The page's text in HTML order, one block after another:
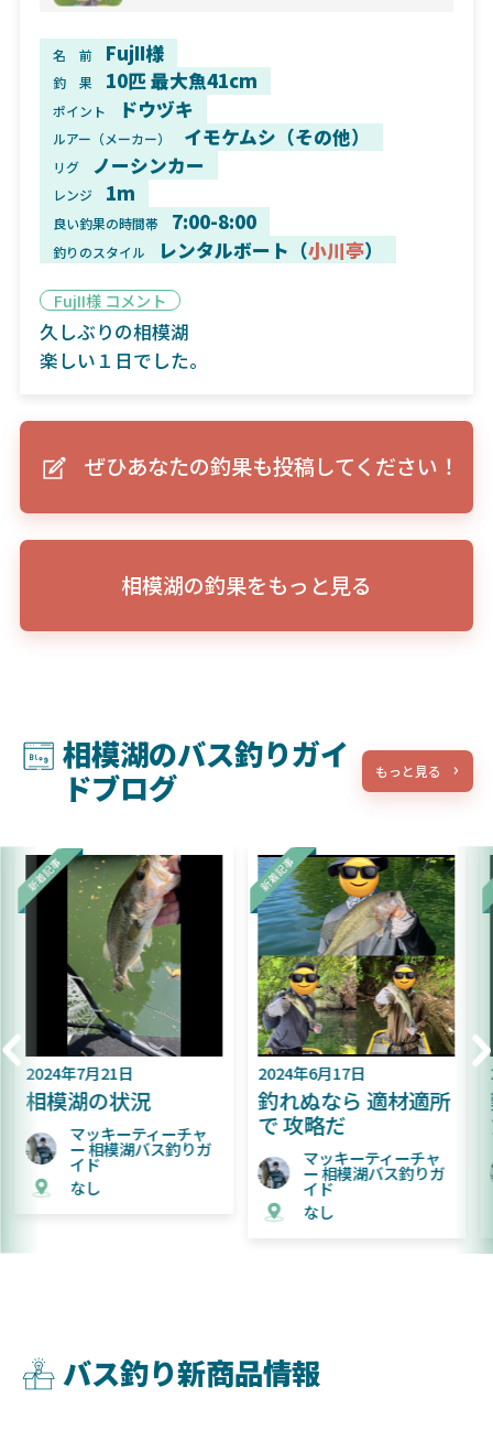
名 前 FujII様
釣 果 10匹 最大魚41cm
ポイント ドウヅキ
ルアー（メーカー） イモケムシ（その他）
リグ ノーシンカー
レンジ 1m
良い釣果の時間帯 7:00-8:00
釣りのスタイル レンタルボート（小川亭）
FujII様 コメント
久しぶりの相模湖
楽しい１日でした。
ぜひあなたの釣果も投稿してください！
相模湖の釣果をもっと見る
相模湖のバス釣りガイ
ドブログ
もっと見る
2024年6月17日
釣れぬなら 適材適所
で 攻略だ
マッキーティーチャ
ー 相模湖バス釣りガ
イド
2024年6月9日
難易度が上がってき
た相模湖
マッキーティーチャ
ー 相模湖バス釣りガ
イド
なし
バス釣り新商品情報